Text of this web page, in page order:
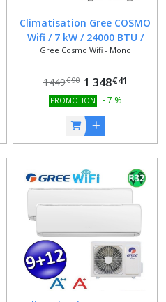
Climatisation Gree COSMO
Wifi / 7 kW / 24000 BTU /
CLASSE A++ / A+ / Alexa /
Gree Cosmo Wifi - Mono
1449€90 1 348€41
PROMOTION - 7 %